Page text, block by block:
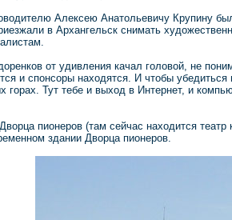
Алексею Анатольевичу Крупину
в Архангельск снимать
от удивления качал головой, не
и спонсоры находятся. И чтобы
горах. Тут тебе и выход в Интернет, и
пионеров (там сейчас находится
здании Дворца пионеров.